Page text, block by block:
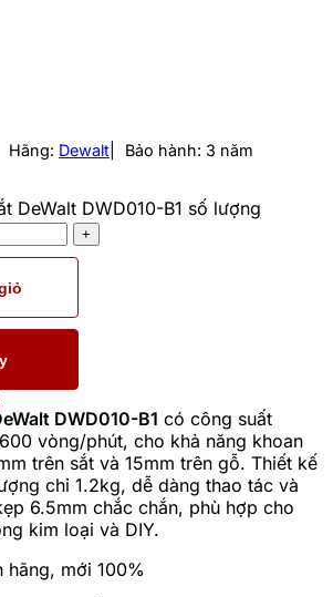
Hãng: Dewalt Bảo hành: 3 năm
DeWalt DWD010-B1 số lượng
DWD010-B1 có công suất
vòng/phút, cho khả năng khoan
trên sắt và 15mm trên gỗ. Thiết kế
chỉ 1.2kg, dễ dàng thao tác và
6.5mm chắc chắn, phù hợp cho
kim loại và DIY.
hãng, mới 100%